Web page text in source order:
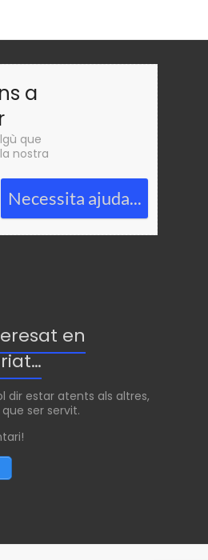
a
que
nostra
Necessita ajuda...
en
dir estar atents als altres,
ser servit.